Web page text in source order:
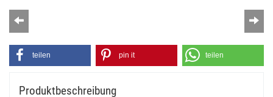
Zurück
teilen pin it teilen
Produktbeschreibung